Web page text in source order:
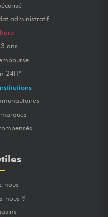
administratif
ans
24H*
nous
nous ?